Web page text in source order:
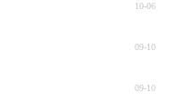
10-06
09-10
09-10